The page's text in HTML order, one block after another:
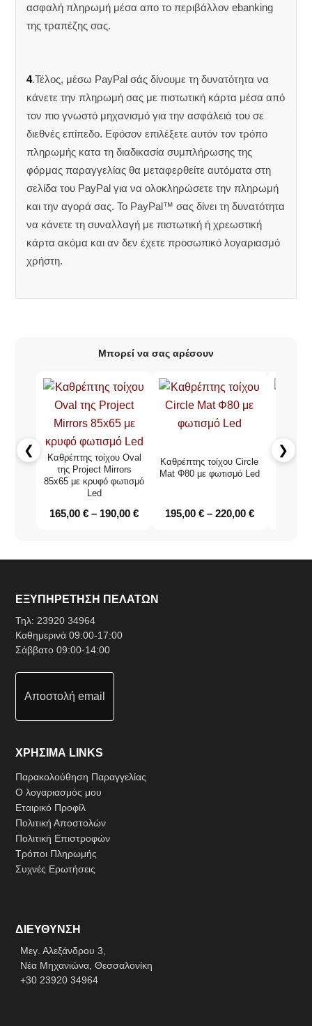
ασφαλή πληρωμή μέσα απο το περιβάλλον ebanking
της τραπέζης σας.
4.Τέλος, μέσω PayPal σάς δίνουμε τη δυνατότητα να
κάνετε την πληρωμή σας με πιστωτική κάρτα μέσα από
τον πιο γνωστό μηχανισμό για την ασφάλειά του σε
διεθνές επίπεδο. Εφόσον επιλέξετε αυτόν τον τρόπο
πληρωμής κατα τη διαδικασία συμπλήρωσης της
φόρμας παραγγελίας θα μεταφερθείτε αυτόματα στη
σελίδα του PayPal για να ολοκληρώσετε την πληρωμή
και την αγορά σας. Το PayPal™ σας δίνει τη δυνατότητα
να κάνετε τη συναλλαγή με πιστωτική ή χρεωστική
κάρτα ακόμα και αν δεν έχετε προσωπικό λογαριασμό
χρήστη.
Μπορεί να σας αρέσουν
❮
Καθρέπτης τοίχου Oval
της Project Mirrors
85x65 με κρυφό φωτισμό
Led
165,00€ – 190,00€
Καθρέπτης τοίχου Circle
Mat Φ80 με φωτισμό Led
195,00 € – 220,00 €
❯
ΕΞΥΠΗΡΕΤΗΣΗ ΠΕΛΑΤΩΝ
Τηλ: 23920 34964
Καθημερινά 09:00-17:00
Σάββατο 09:00-14:00
Αποστολή email
ΧΡΗΣΙΜΑ LINKS
Παρακολούθηση Παραγγελίας
Ο λογαριασμός μου
Εταιρικό Προφίλ
Πολιτική Αποστολών
Πολιτική Επιστροφών
Τρόποι Πληρωμής
Συχνές Ερωτήσεις
ΔΙΕΥΘΥΝΣΗ
Μεγ. Αλεξάνδρου 3,
Νέα Μηχανιώνα, Θεσσαλονίκη
+30 23920 34964